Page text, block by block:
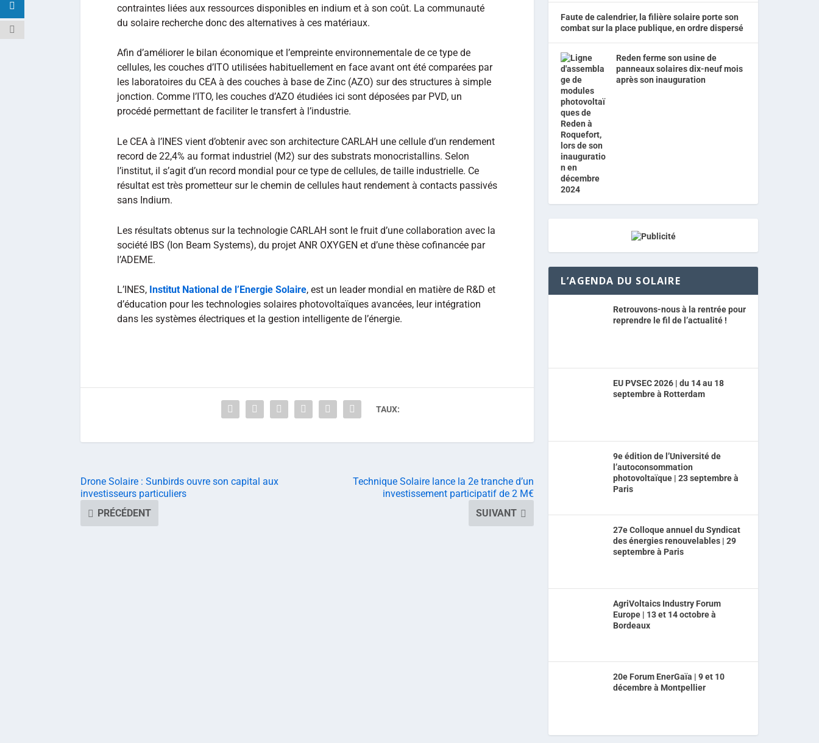
contraintes liées aux ressources disponibles en indium et à son coût. La communauté
du solaire recherche donc des alternatives à ces matériaux.
Afin d’améliorer le bilan économique et l’empreinte environnementale de ce type de
cellules, les couches d’ITO utilisées habituellement en face avant ont été comparées par
les laboratoires du CEA à des couches à base de Zinc (AZO) sur des structures à simple
jonction. Comme l’ITO, les couches d’AZO étudiées ici sont déposées par PVD, un
procédé permettant de faciliter le transfert à l’industrie.
Le CEA à l’INES vient d’obtenir avec son architecture CARLAH une cellule d’un rendement
record de 22,4% au format industriel (M2) sur des substrats monocristallins. Selon
l’institut, il s’agit d’un record mondial pour ce type de cellules, de taille industrielle. Ce
résultat est très prometteur sur le chemin de cellules haut rendement à contacts passivés
sans Indium.
Les résultats obtenus sur la technologie CARLAH sont le fruit d’une collaboration avec la
société IBS (Ion Beam Systems), du projet ANR OXYGEN et d’une thèse cofinancée par
l’ADEME.
L’INES, Institut National de l’Energie Solaire, est un leader mondial en matière de R&D et
d’éducation pour les technologies solaires photovoltaïques avancées, leur intégration
dans les systèmes électriques et la gestion intelligente de l’énergie.
TAUX:
Drone Solaire : Sunbirds ouvre son capital aux
investisseurs particuliers
PRÉCÉDENT
Technique Solaire lance la 2e tranche d’un
investissement participatif de 2 M€
SUIVANT
Faute de calendrier, la filière solaire porte son
combat sur la place publique, en ordre dispersé
Reden ferme son usine de
panneaux solaires dix-neuf mois
après son inauguration
L’AGENDA DU SOLAIRE
Retrouvons-nous à la rentrée pour
reprendre le fil de l’actualité !
EU PVSEC 2026 | du 14 au 18
septembre à Rotterdam
9e édition de l’Université de
l’autoconsommation
photovoltaïque | 23 septembre à
Paris
27e Colloque annuel du Syndicat
des énergies renouvelables | 29
septembre à Paris
AgriVoltaics Industry Forum
Europe | 13 et 14 octobre à
Bordeaux
20e Forum EnerGaïa | 9 et 10
décembre à Montpellier